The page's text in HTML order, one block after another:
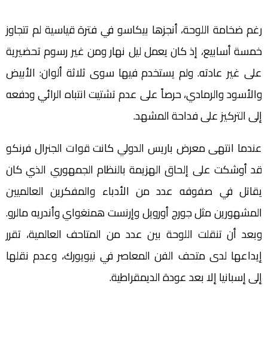
رغم ضخامة اللوحة، أنجزها بيكاسو في فترة قياسية لم تتجاوز
خمسة أسابيع، إذ كان يعمل ليل نهار ومن غير رسوم تحضيرية
على غير عادته. ولم يستخدم فيها سوى ثلاثة ألوان: الأبيض
والأسود والرمادي، حرصاً على عدم تشتيت انتباه الرائي ودفعه
إلى التركيز على فداحة المشهد.
عندما انتهى معرض باريس الدولي كانت قوات الجنرال فرنكو
قد أوشكت على إلحاق الهزيمة بالنظام الجمهوري الذي كان
يقاتل في صفوفه عدد من الأدباء والمفكرين العالميين
المشهورين مثل جورج أورويل وإرنست همنغواي وأندريه مالرو.
وبعد أن تنقلت اللوحة بين عدد من المتاحف العالمية، تقرر
إيداعها لدى متحف الفن المعاصر في نيويورك، وعدم نقلها
إلى إسبانيا إلا بعد عودة الديمقراطية.